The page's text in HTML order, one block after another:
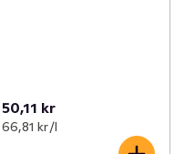
50,11 kr
66,81 kr /l